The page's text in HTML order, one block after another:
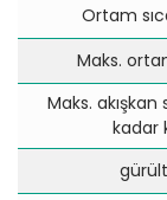
Ortam
Maks.
Maks. akışkan
kadar